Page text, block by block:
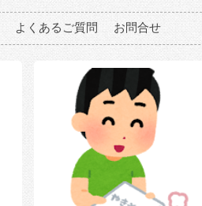
よくあるご質問 お問合せ